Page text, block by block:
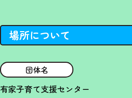
場所について
団体名
有家子育て支援センター